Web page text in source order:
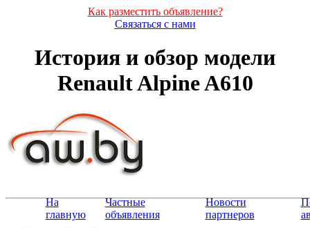
Как разместить объявление?
Связаться с нами
История и обзор модели
Renault Alpine A610
На
главную
Частные
объявления
Новости
партнеров